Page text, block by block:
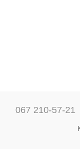
067 210-57-21